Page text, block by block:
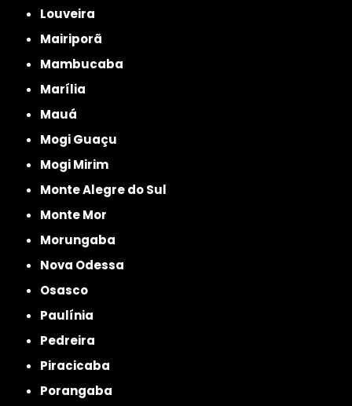
Louveira
Mairiporã
Mambucaba
Marília
Mauá
Mogi Guaçu
Mogi Mirim
Monte Alegre do Sul
Monte Mor
Morungaba
Nova Odessa
Osasco
Paulínia
Pedreira
Piracicaba
Porangaba